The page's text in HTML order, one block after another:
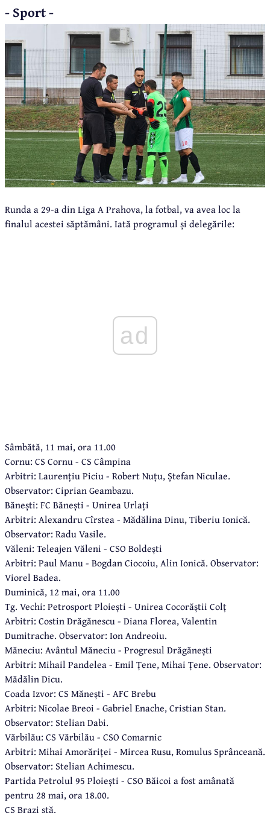
- Sport -
Runda a 29-a din Liga A Prahova, la fotbal, va avea loc la
finalul acestei săptămâni. Iată programul și delegările:
ad
Sâmbătă, 11 mai, ora 11.00
Cornu: CS Cornu - CS Câmpina
Arbitri: Laurențiu Piciu - Robert Nuțu, Ștefan Niculae.
Observator: Ciprian Geambazu.
Bănești: FC Bănești - Unirea Urlați
Arbitri: Alexandru Cîrstea - Mădălina Dinu, Tiberiu Ionică.
Observator: Radu Vasile.
Văleni: Teleajen Văleni - CSO Boldești
Arbitri: Paul Manu - Bogdan Ciocoiu, Alin Ionică. Observator:
Viorel Badea.
Duminică, 12 mai, ora 11.00
Tg. Vechi: Petrosport Ploiești - Unirea Cocorăștii Colț
Arbitri: Costin Drăgănescu - Diana Florea, Valentin
Dumitrache. Observator: Ion Andreoiu.
Măneciu: Avântul Măneciu - Progresul Drăgănești
Arbitri: Mihail Pandelea - Emil Țene, Mihai Țene. Observator:
Mădălin Dicu.
Coada Izvor: CS Mănești - AFC Brebu
Arbitri: Nicolae Breoi - Gabriel Enache, Cristian Stan.
Observator: Stelian Dabi.
Vărbilău: CS Vărbilău - CSO Comarnic
Arbitri: Mihai Amorăriței - Mircea Rusu, Romulus Sprânceană.
Observator: Stelian Achimescu.
Partida Petrolul 95 Ploiești - CSO Băicoi a fost amânată
pentru 28 mai, ora 18.00.
CS Brazi stă.